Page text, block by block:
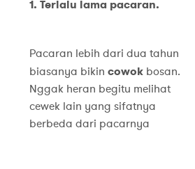
1. Terlalu lama pacaran.
Pacaran lebih dari dua tahun
biasanya bikin cowokbosan.
Nggak heran begitu melihat
cewek lain yang sifatnya
berbeda dari pacarnya